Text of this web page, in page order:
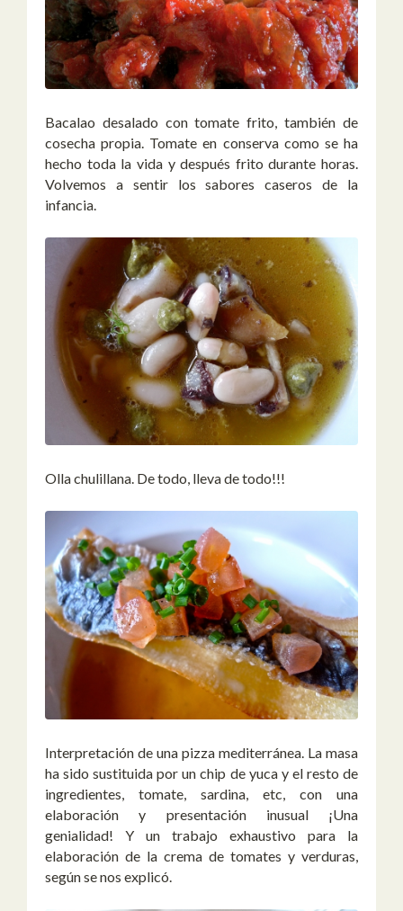
Bacalao desalado con tomate frito, también de
cosecha propia. Tomate en conserva como se ha
hecho toda la vida y después frito durante horas.
Volvemos a sentir los sabores caseros de la
infancia.
Olla chulillana. De todo, lleva de todo!!!
Interpretación de una pizza mediterránea. La masa
ha sido sustituida por un chip de yuca y el resto de
ingredientes, tomate, sardina, etc, con una
elaboración y presentación inusual ¡Una
genialidad! Y un trabajo exhaustivo para la
elaboración de la crema de tomates y verduras,
según se nos explicó.